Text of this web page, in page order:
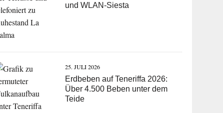
und WLAN-Siesta
25. JULI 2026
Erdbeben auf Teneriffa 2026:
Über 4.500 Beben unter dem
Teide